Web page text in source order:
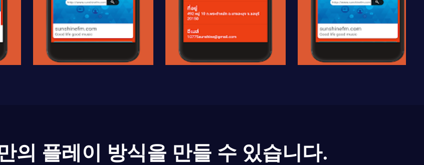
의 플레이 방식을 만들 수 있습니다.